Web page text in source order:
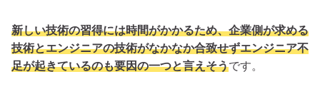
新しい技術の習得には時間がかかるため、企業側が求める
技術とエンジニアの技術がなかなか合致せずエンジニア不
足が起きているのも要因の一つと言えそうです。